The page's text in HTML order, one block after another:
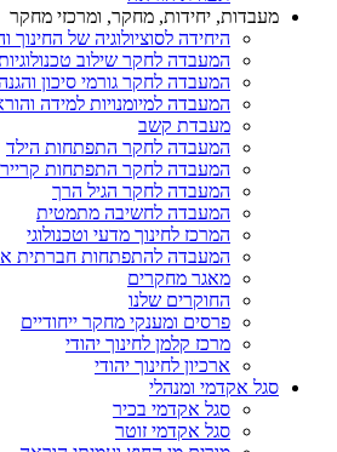
מעבדות, יחידות, מחקר, ומרכזי מחקר
היחידה לסוציולוגיה של החינוך
המעבדה לחקר שילוב
המעבדה לחקר גורמי סיכון
המעבדה למיומנויות למידה
מעבדת קשב
המעבדה לחקר התפתחות הילד
המעבדה לחקר התפתחות
המעבדה לחקר הגיל הרך
המעבדה לחשיבה מתמטית
המרכז לחינוך מדעי וטכנולוגי
המעבדה להתפתחות חברתית
מאגר מחקרים
החוקרים שלנו
פרסים ומענקי מחקר ייחודיים
מרכז קלמן לחינוך יהודי
ארכיון לחינוך יהודי
סגל אקדמי ומנהלי
סגל אקדמי בכיר
סגל אקדמי זוטר